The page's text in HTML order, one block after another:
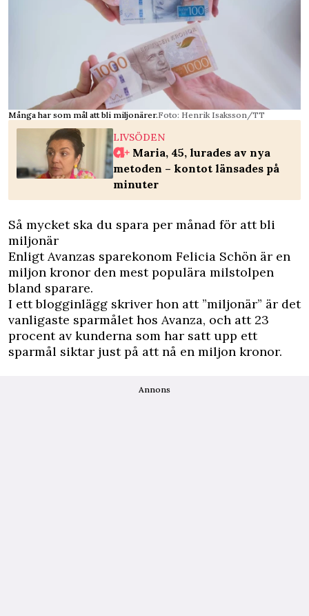
Många har som mål att bli miljonärer.Foto: Henrik Isaksson/TT
LIVSÖDEN
Maria, 45, lurades av nya
metoden – kontot länsades på
minuter
Så mycket ska du spara per månad för att bli
miljonär
Enligt Avanzas sparekonom Felicia Schön är en
miljon kronor den mest populära milstolpen
bland sparare.
I ettblogginlägg skriver hon att ”miljonär” är det
vanligaste sparmålet hos Avanza, och att 23
procent av kunderna som har satt upp ett
sparmål siktar just på att nå en miljon kronor.
Annons